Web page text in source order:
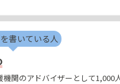
書いている人
機関のアドバイザーとして